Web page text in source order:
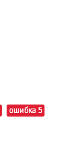
ошибка 5